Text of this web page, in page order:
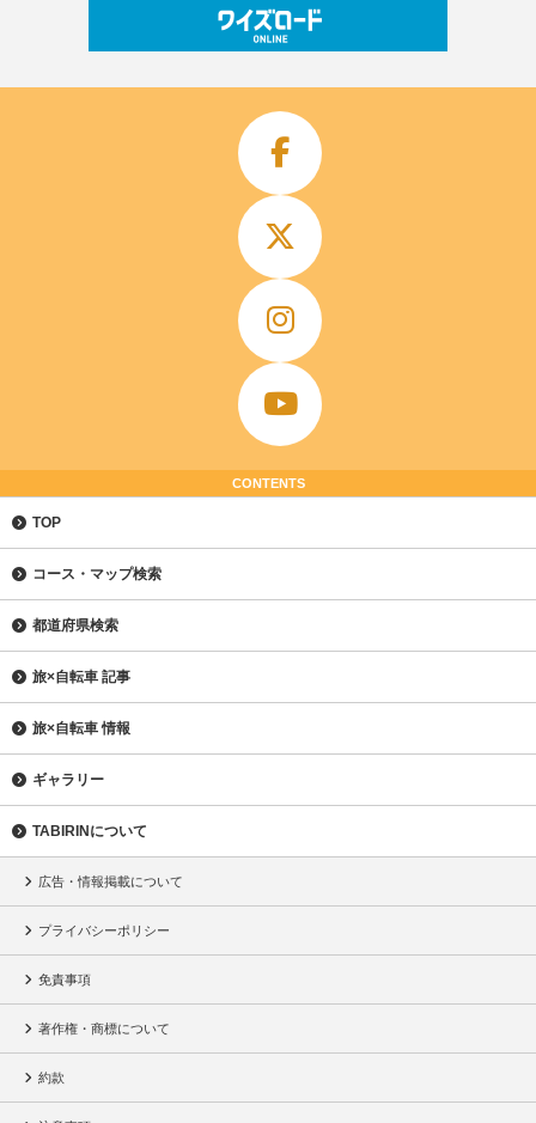
CONTENTS
TOP
コース・マップ検索
都道府県検索
旅×自転車 記事
旅×自転車 情報
ギャラリー
TABIRINについて
広告・情報掲載について
プライバシーポリシー
免責事項
著作権・商標について
約款